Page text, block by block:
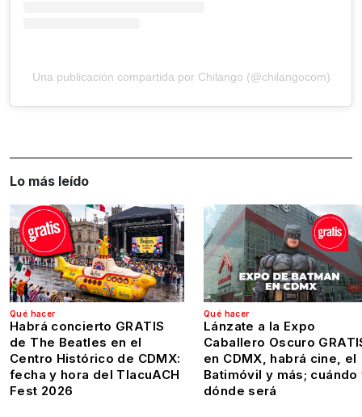
Una publicación compartida por Chilango (@chilangocom)
Lo más leído
Qué hacer
Habrá concierto GRATIS
de The Beatles en el
Centro Histórico de CDMX:
fecha y hora del TlacuACH
Fest 2026
Qué hacer
Lánzate a la Expo
Caballero Oscuro
en CDMX, habrá cine, el
Batimóvil y más; cuándo
dónde será